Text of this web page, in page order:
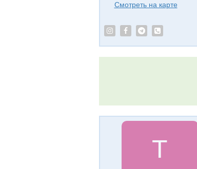
Смотреть на карте
T